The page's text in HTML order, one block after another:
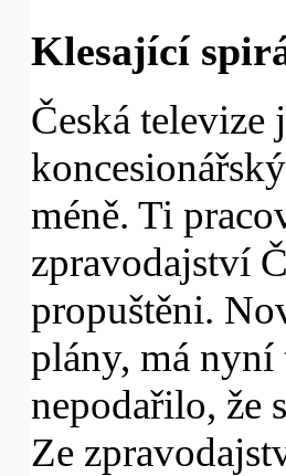
Klesající
Česká televize
méně. Ti
zpravodajství
propuštěni.
plány, má nyní
nepodařilo, že
Ze